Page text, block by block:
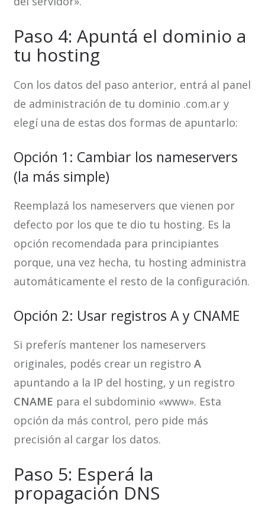
Paso 4: Apuntá el dominio a
tu hosting
Con los datos del paso anterior, entrá al panel
de administración de tu dominio .com.ar y
elegí una de estas dos formas de apuntarlo:
Opción 1: Cambiar los nameservers
(la más simple)
Reemplazá los nameservers que vienen por
defecto por los que te dio tu hosting. Es la
opción recomendada para principiantes
porque, una vez hecha, tu hosting administra
automáticamente el resto de la configuración.
Opción 2: Usar registros A y CNAME
Si preferís mantener los nameservers
originales, podés crear un registro A
apuntando a la IP del hosting, y un registro
CNAME para el subdominio «www». Esta
opción da más control, pero pide más
precisión al cargar los datos.
Paso 5: Esperá la
propagación DNS